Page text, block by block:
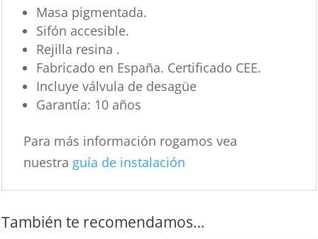
Masa pigmentada.
Sifón accesible.
Rejilla resina .
Fabricado en España. Certificado CEE.
Incluye válvula de desagüe
Garantía: 10 años
Para más información rogamos vea
nuestra guía de instalación
También te recomendamos…